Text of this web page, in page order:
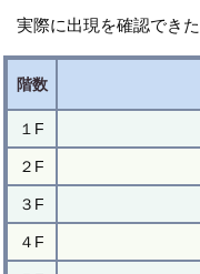
実際に出現を確認できた
階数
１F
２F
３F
４F